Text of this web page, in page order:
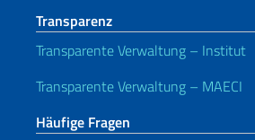
Transparenz
Transparente Verwaltung – Institut
Transparente Verwaltung – MAECI
Häufige Fragen